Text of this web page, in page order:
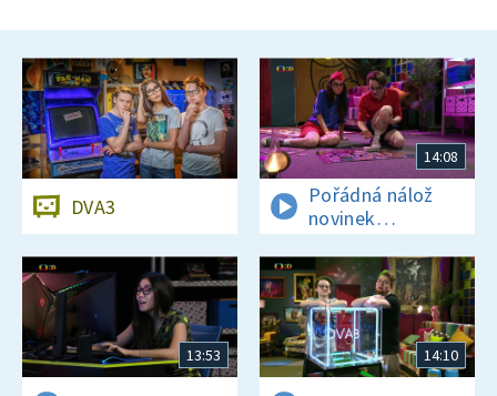
DVA3
14:08
Pořádná nálož
novinek
a zajímavostí
13:53 14:10